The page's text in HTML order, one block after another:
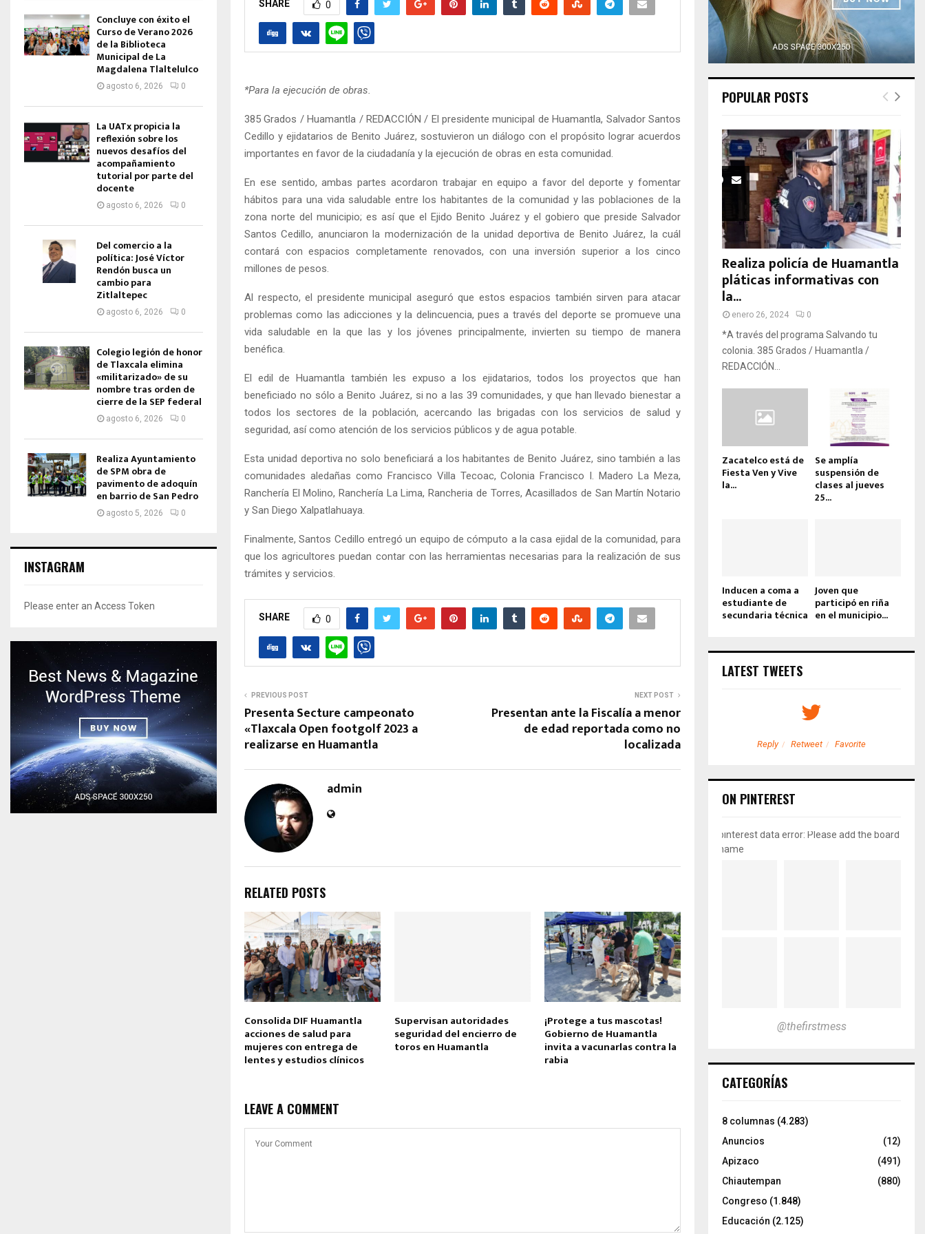
SHARE 0
*Para la ejecución de obras.
385 Grados / Huamantla / REDACCIÓN / El presidente municipal de Huamantla, Salvador Santos
Cedillo y ejidatarios de Benito Juárez, sostuvieron un diálogo con el propósito lograr acuerdos
importantes en favor de la ciudadanía y la ejecución de obras en esta comunidad.
En ese sentido, ambas partes acordaron trabajar en equipo a favor del deporte y fomentar
hábitos para una vida saludable entre los habitantes de la comunidad y las poblaciones de la
zona norte del municipio; es así que el Ejido Benito Juárez y el gobiero que preside Salvador
Santos Cedillo, anunciaron la modernización de la unidad deportiva de Benito Juárez, la cuál
contará con espacios completamente renovados, con una inversión superior a los cinco
millones de pesos.
Al respecto, el presidente municipal aseguró que estos espacios también sirven para atacar
problemas como las adicciones y la delincuencia, pues a través del deporte se promueve una
vida saludable en la que las y los jóvenes principalmente, invierten su tiempo de manera
benéfica.
El edil de Huamantla también les expuso a los ejidatarios, todos los proyectos que han
beneficiado no sólo a Benito Juárez, si no a las 39 comunidades, y que han llevado bienestar a
todos los sectores de la población, acercando las brigadas con los servicios de salud y
seguridad, así como atención de los servicios públicos y de agua potable.
Esta unidad deportiva no solo beneficiará a los habitantes de Benito Juárez, sino también a las
comunidades aledañas como Francisco Villa Tecoac, Colonia Francisco I. Madero La Meza,
Ranchería El Molino, Ranchería La Lima, Rancheria de Torres, Acasillados de San Martín Notario
y San Diego Xalpatlahuaya.
Finalmente, Santos Cedillo entregó un equipo de cómputo a la casa ejidal de la comunidad, para
que los agricultores puedan contar con las herramientas necesarias para la realización de sus
trámites y servicios.
SHARE 0
PREVIOUS POST
Presenta Secture campeonato
«Tlaxcala Open footgolf 2023 a
realizarse en Huamantla
NEXT POST
Presentan ante la Fiscalía a menor
de edad reportada como no
localizada
admin
RELATED POSTS
Consolida DIF Huamantla
acciones de salud para
mujeres con entrega de
lentes y estudios clínicos
Supervisan autoridades
seguridad del encierro de
toros en Huamantla
¡Protege a tus mascotas!
Gobierno de Huamantla
invita a vacunarlas contra la
rabia
LEAVE A COMMENT
Concluye con éxito el
Curso de Verano 2026
de la Biblioteca
Municipal de La
Magdalena Tlaltelulco
agosto 6, 2026 0
La UATx propicia la
reflexión sobre los
nuevos desafíos del
acompañamiento
tutorial por parte del
docente
agosto 6, 2026 0
Del comercio a la
política: José Víctor
Rendón busca un
cambio para
Zitlaltepec
agosto 6, 2026 0
Colegio legión de honor
de Tlaxcala elimina
«militarizado» de su
nombre tras orden de
cierre de la SEP federal
agosto 6, 2026 0
Realiza Ayuntamiento
de SPM obra de
pavimento de adoquín
en barrio de San Pedro
agosto 5, 2026 0
INSTAGRAM
Please enter an Access Token
POPULAR POSTS
Realiza policía de Huamantla
pláticas informativas con
la...
enero 26, 2024 0
*A través del programa Salvando tu
colonia. 385 Grados / Huamantla /
REDACCIÓN...
Zacatelco está de
Fiesta Ven y Vive
la...
Se amplía
suspensión de
clases al jueves
25...
Inducen a coma a
estudiante de
secundaria técnica
Joven que
participó en riña
en el municipio...
LATEST TWEETS
Retweet Favorite Reply Retweet Favorite
ON PINTEREST
pinterest data error: Please add the board
name
@thefirstmess
CATEGORÍAS
8 columnas (4.283)
Anuncios
(12)
Apizaco
(491)
Chiautempan
(880)
Congreso (1.848)
Educación (2.125)